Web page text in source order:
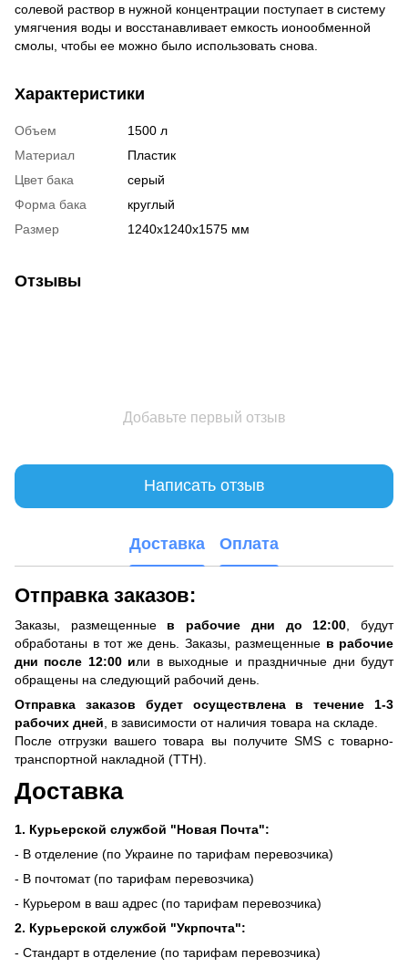
солевой раствор в нужной концентрации поступает в систему
умягчения воды и восстанавливает емкость ионообменной
смолы, чтобы ее можно было использовать снова.
Характеристики
Объем
1500 л
Материал
Пластик
Цвет бака
серый
Форма бака
круглый
Размер
1240x1240x1575 мм
Отзывы
Добавьте первый отзыв
Написать отзыв
Доставка Оплата
Отправка заказов:
Заказы, размещенные в рабочие дни до 12:00 , будут
обработаны в тот же день. Заказы, размещенные в рабочие
дни после 12:00 или в выходные и праздничные дни будут
обращены на следующий рабочий день.
Отправка заказов будет осуществлена ​​в течение 1-3
рабочих дней , в зависимости от наличия товара на складе.
После отгрузки вашего товара вы получите SMS с товарно-
транспортной накладной (ТТН).
Доставка
1. Курьерской службой "Новая Почта":
- В отделение (по Украине по тарифам перевозчика)
- В почтомат (по тарифам перевозчика)
- Курьером в ваш адрес (по тарифам перевозчика)
2. Курьерской службой "Укрпочта":
- Стандарт в отделение (по тарифам перевозчика)